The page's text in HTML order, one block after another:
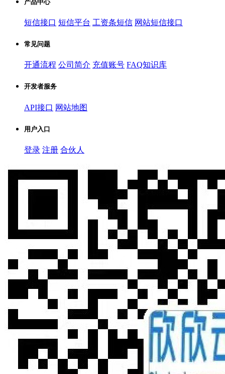
产品中心
短信接口 短信平台 工资条短信 网站短信接口
常见问题
开通流程 公司简介 充值账号 FAQ知识库
开发者服务
API接口 网站地图
用户入口
登录 注册 合伙人